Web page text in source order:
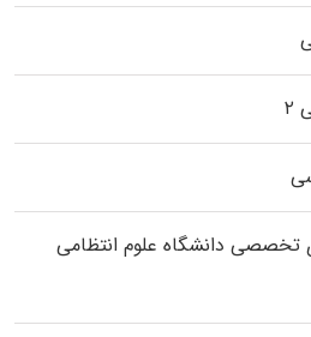
تخصصی داﻧﺸﮕﺎه ﻋﻠﻮم انتظامی